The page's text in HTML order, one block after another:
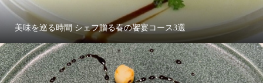
美味を巡る時間 シェフ贈る春の饗宴コース3選